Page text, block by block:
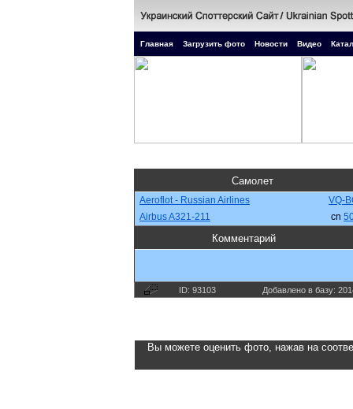
Главная Загрузить фото Новости Видео
Самолет
Aeroflot - Russian Airlines
VQ-
Airbus A321-211
cn
Комментарий
ID: 93103 Добавлено в базу:
Вы можете оценить фото, нажав на